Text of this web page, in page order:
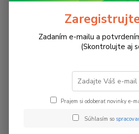
Kúzlo Jesenných
Zadaním e-mailu a
(Skontrolujte aj
Prajem si odoberať novinky e-
Súhlasím so